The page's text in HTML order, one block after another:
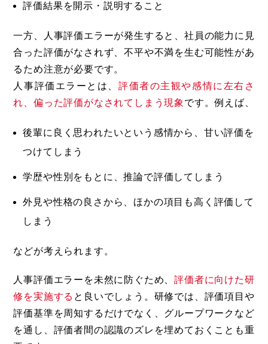
評価結果を開示・説明すること
一方、人事評価エラーが発生すると、社員の能力に見
合った評価がなされず、不平や不満を生む可能性があ
るため注意が必要です。
人事評価エラーとは、評価者の主観や感情に左右さ
れ、偏った評価がなされてしまう現象 です。例えば、
後輩に良く思われたいという感情から、甘い評価を
つけてしまう
学歴や性別をもとに、推論で評価してしまう
外見や性格の良さから、ほかの項目も高く評価して
しまう
などが考えられます。
人事評価エラーを未然に防ぐため、評価者に向けた研
修を実施する と良いでしょう。研修では、評価項目や
評価基準を周知するだけでなく、グループワークなど
を通し、評価者間の認識のズレを埋めておくことも重